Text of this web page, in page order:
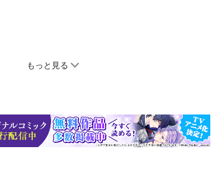
もっと見る